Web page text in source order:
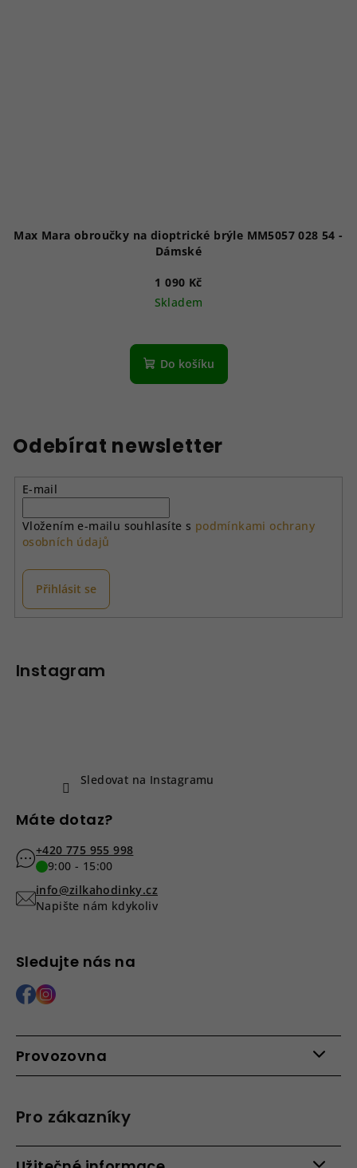
Max Mara obroučky na dioptrické brýle MM5057 028 54 -
Dámské
1 090 Kč
Skladem
Do košíku
Odebírat newsletter
E-mail
Vložením e-mailu souhlasíte s podmínkami ochrany
osobních údajů
Přihlásit se
Pro zákazníky
Instagram
Sledovat na Instagramu
Máte dotaz?
+420 775 955 998
9:00 - 15:00
info@zilkahodinky.cz
Napište nám kdykoliv
Sledujte nás na
Provozovna
Roháčova 639, 390 02 Tábor